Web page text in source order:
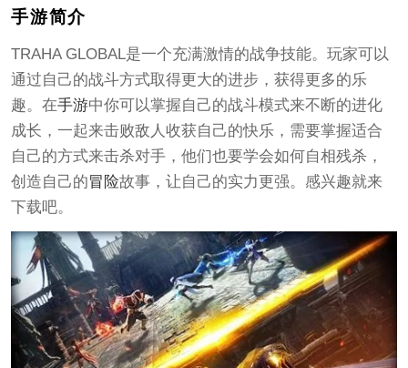
手游简介
TRAHA GLOBAL是一个充满激情的战争技能。玩家可以
通过自己的战斗方式取得更大的进步，获得更多的乐
趣。在手游中你可以掌握自己的战斗模式来不断的进化
成长，一起来击败敌人收获自己的快乐，需要掌握适合
自己的方式来击杀对手，他们也要学会如何自相残杀，
创造自己的冒险故事，让自己的实力更强。感兴趣就来
下载吧。